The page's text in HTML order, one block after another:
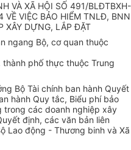
VÀ XÃ HỘI SỐ 491/BLĐTBXH-
VIỆC BẢO HIỂM TNLĐ, BNN
XÂY DỰNG, LẮP ĐẶT
ngang Bộ, cơ quan thuộc
thành phố thực thuộc Trung
Bộ Tài chính ban hành Quyết
hành Quy tắc, Biểu phí bảo
trong các doanh nghiệp xây
định, các văn bản liên
Lao động - Thương binh và Xã